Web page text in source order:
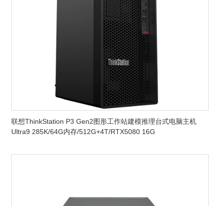
联想ThinkStation P3 Gen2图形工作站建模推理台式电脑主机
Ultra9 285K/64G内存/512G+4T/RTX5080 16G